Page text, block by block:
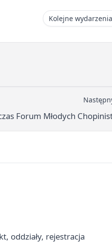
Kolejne wydarzenia
Forum Młodych
oddziały, rejestracja